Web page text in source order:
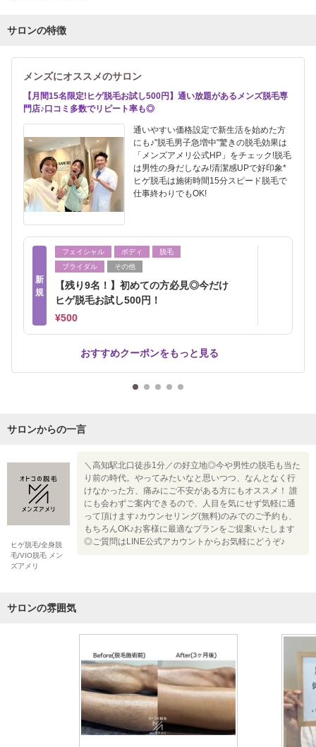
サロンの特徴
メンズにオススメのサロン
【月間15名限定!ヒゲ脱毛お試し500円】通い放題があるメンズ脱毛専
門店♪口コミ多数でリピート率も◎
通いやすい価格設定で新生活を始めた方
にも♪"脱毛男子急増中"驚きの脱毛効果は
「メンズアメリ公式HP」をチェック!脱毛
は男性の身だしなみ!清潔感UPで好印象*
ヒゲ脱毛は施術時間15分スピード脱毛で
仕事終わりでもOK!
新
規
フェイシャル ボディ
脱毛
ブライダル
その他
【残り9名！】初めての方必見◎今だけ
ヒゲ脱毛お試し500円！
¥500
おすすめクーポンをもっと見る
サロンからの一言
ヒゲ脱毛/全身脱
毛/VIO脱毛 メン
ズアメリ
＼高知駅北口徒歩1分／の好立地◎今や男性の脱毛も当た
り前の時代。やってみたいなと思いつつ、なんとなく行
けなかった方、痛みにご不安がある方にもオススメ！ 誰
にも会わずご案内できるので、人目を気にせず気軽に通
って頂けます♪カウンセリング(無料)のみでのご予約も、
もちろんOK♪お客様に最適なプランをご提案いたします
◎ご質問はLINE公式アカウントからお気軽にどうぞ♪
サロンの雰囲気